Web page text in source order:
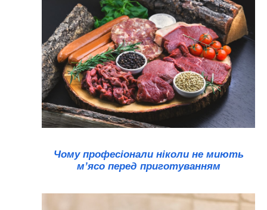
Чому професіонали ніколи не миють
м’ясо перед приготуванням